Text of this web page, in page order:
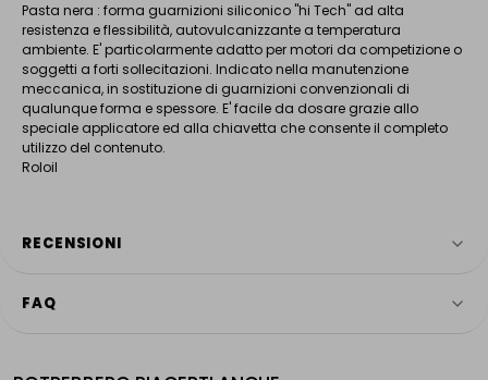
Pasta nera : forma guarnizioni siliconico "hi Tech" ad alta
resistenza e flessibilità, autovulcanizzante a temperatura
ambiente. E' particolarmente adatto per motori da competizione o
soggetti a forti sollecitazioni. Indicato nella manutenzione
meccanica, in sostituzione di guarnizioni convenzionali di
qualunque forma e spessore. E' facile da dosare grazie allo
speciale applicatore ed alla chiavetta che consente il completo
utilizzo del contenuto.
Roloil
RECENSIONI
FAQ